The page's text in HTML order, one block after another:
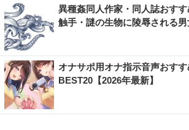
異種姦同人作家・同人誌おす
触手・謎の生物に陵辱される男
オナサポ用オナ指示音声おす
BEST20【2026年最新】